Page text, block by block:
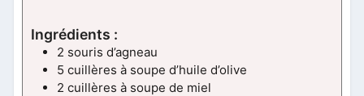
Ingrédients :
2 souris d’agneau
5 cuillères à soupe d’huile d’olive
2 cuillères à soupe de miel